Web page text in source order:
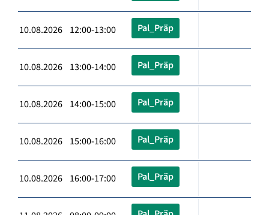
10.08.2026 12:00-13:00 Pal_Präp
10.08.2026 13:00-14:00 Pal_Präp
10.08.2026 14:00-15:00 Pal_Präp
10.08.2026 15:00-16:00 Pal_Präp
10.08.2026 16:00-17:00 Pal_Präp